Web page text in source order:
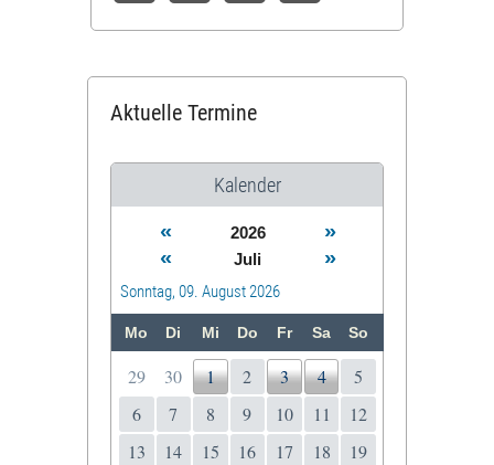
Aktuelle Termine
Kalender
« 2026
»
«
Juli »
Sonntag, 09. August 2026
Mo Di Mi Do Fr Sa So
29 30 1 2 3 4
5
6
7 8 9 10 11
12
13
14 15 16 17 18
19